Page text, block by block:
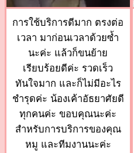
การใช้บริการดีมาก ตรงต่อ
เวลา มาก่อนเวลาด้วยซ้ำ
นะค่ะ แล้วก็ขนย้าย
เรียบร้อยดีค่ะ รวดเร็ว
ทันใจมาก และก็ไม่มีอะไร
ชำรุดค่ะ น้องเค้าอัธยาศัยดี
ทุกคนค่ะ ขอบคุณนะค่ะ
สำหรับการบริการของคุณ
หมู และทีมงานนะค่ะ